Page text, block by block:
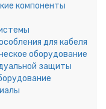
компоненты
для кабеля
оборудование
защиты